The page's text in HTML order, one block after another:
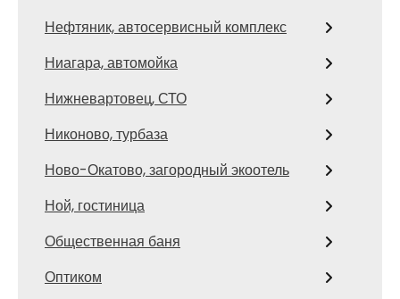
Нефтяник, автосервисный комплекс
Ниагара, автомойка
Нижневартовец, СТО
Никоново, турбаза
Ново-Окатово, загородный экоотель
Ной, гостиница
Общественная баня
Оптиком